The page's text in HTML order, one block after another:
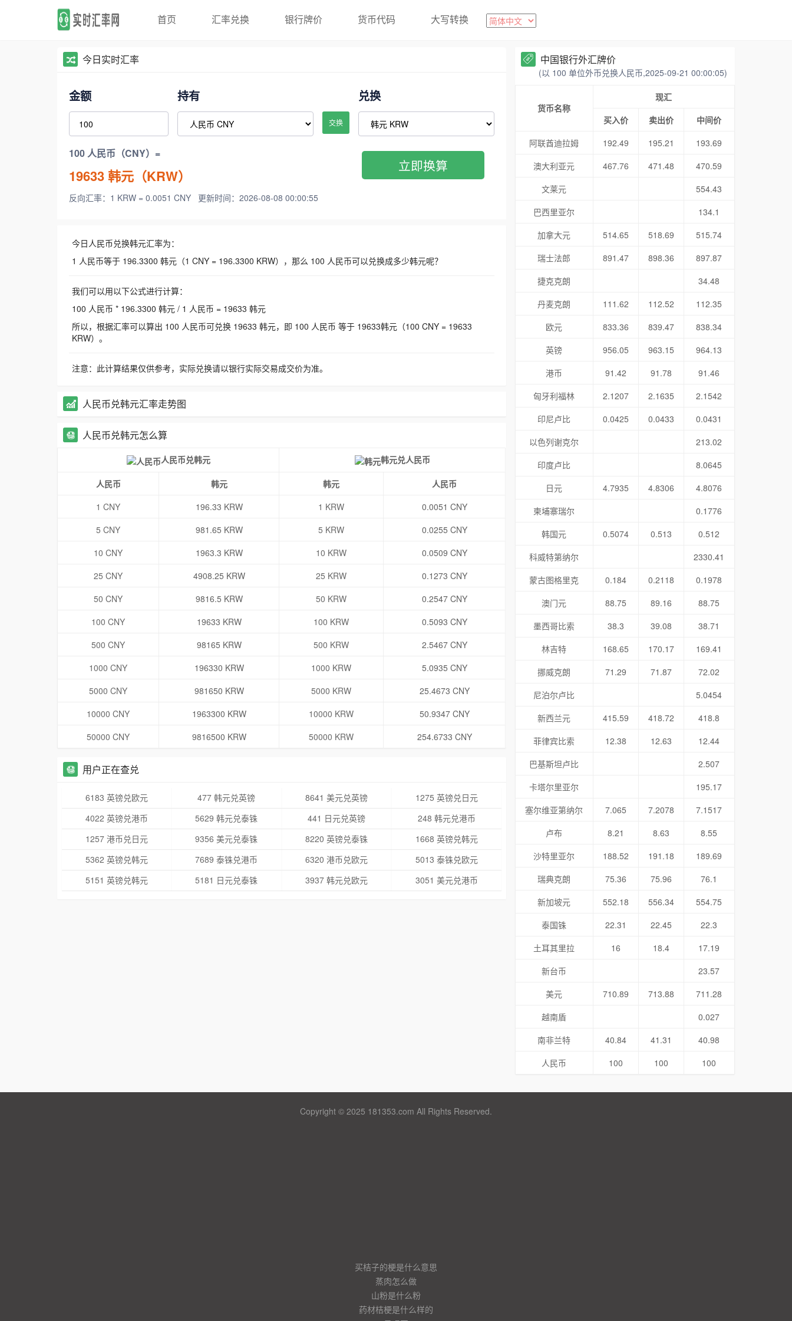
首页 汇率兑换 银行牌价 货币代码 大写转换
今日实时汇率
金额 持有
交换
兑换
100 人民币（CNY）=
19633韩元（KRW）
反向汇率：1 KRW = 0.0051 CNY 更新时间：2026-08-08 00:00:55
立即换算
今日人民币兑换韩元汇率为：
1 人民币等于 196.3300 韩元（1 CNY = 196.3300 KRW），那么 100 人民币可以兑换成多少韩元呢？
我们可以用以下公式进行计算：
100 人民币 * 196.3300 韩元 / 1 人民币 = 19633 韩元
所以，根据汇率可以算出 100 人民币可兑换 19633 韩元，即 100 人民币 等于 19633韩元（100 CNY = 19633
KRW）。
注意：此计算结果仅供参考，实际兑换请以银行实际交易成交价为准。
人民币兑韩元汇率走势图
人民币兑韩元怎么算
人民币兑韩元 韩元兑人民币
人民币 韩元 韩元
人民币
1 CNY
196.33 KRW 1 KRW
0.0051 CNY
5 CNY
981.65 KRW 5 KRW
0.0255 CNY
10 CNY
1963.3 KRW 10 KRW
0.0509 CNY
25 CNY
4908.25 KRW 25 KRW
0.1273 CNY
50 CNY
9816.5 KRW 50 KRW
0.2547 CNY
100 CNY
19633 KRW 100 KRW
0.5093 CNY
500 CNY
98165 KRW 500 KRW
2.5467 CNY
1000 CNY
196330 KRW 1000 KRW
5.0935 CNY
5000 CNY
981650 KRW 5000 KRW
25.4673 CNY
10000 CNY
1963300 KRW 10000 KRW
50.9347 CNY
50000 CNY
9816500 KRW 50000 KRW 254.6733 CNY
用户正在查兑
6183 英镑兑欧元 477 韩元兑英镑 8641 美元兑英镑
1275 英镑兑日元
4022 英镑兑港币
5629 韩元兑泰铢 441 日元兑英镑
248 韩元兑港币
1257 港币兑日元
9356 美元兑泰铢 8220 英镑兑泰铢
1668 英镑兑韩元
5362 英镑兑韩元
7689 泰铢兑港币 6320 港币兑欧元
5013 泰铢兑欧元
5151 英镑兑韩元
5181 日元兑泰铢 3937 韩元兑欧元 3051 美元兑港币
中国银行外汇牌价
(以 100 单位外币兑换人民币,2025-09-21 00:00:05)
货币名称
现汇
买入价
卖出价
中间价
阿联酋迪拉姆
192.49 195.21
193.69
澳大利亚元
467.76 471.48
470.59
文莱元
554.43
巴西里亚尔
134.1
加拿大元
514.65 518.69
515.74
瑞士法郎
891.47 898.36
897.87
捷克克朗
34.48
丹麦克朗
111.62 112.52
112.35
欧元
833.36 839.47
838.34
英镑
956.05 963.15
964.13
港币
91.42 91.78
91.46
匈牙利福林
2.1207 2.1635
2.1542
印尼卢比
0.0425 0.0433
0.0431
以色列谢克尔
213.02
印度卢比
8.0645
日元
4.7935 4.8306
4.8076
柬埔寨瑞尔
0.1776
韩国元
0.5074 0.513
0.512
科威特第纳尔
2330.41
蒙古图格里克
0.184 0.2118
0.1978
澳门元
88.75 89.16
88.75
墨西哥比索
38.3 39.08
38.71
林吉特
168.65 170.17
169.41
挪威克朗
71.29 71.87
72.02
尼泊尔卢比
5.0454
新西兰元
415.59 418.72
418.8
菲律宾比索
12.38 12.63
12.44
巴基斯坦卢比
2.507
卡塔尔里亚尔
195.17
塞尔维亚第纳尔
7.065 7.2078
7.1517
卢布
8.21 8.63
8.55
沙特里亚尔
188.52 191.18
189.69
瑞典克朗
75.36 75.96
76.1
新加坡元
552.18 556.34
554.75
泰国铢
22.31 22.45
22.3
土耳其里拉
16 18.4
17.19
新台币
23.57
美元
710.89 713.88
711.28
越南盾
0.027
南非兰特
40.84 41.31
40.98
人民币
100 100 100
Copyright © 2025 181353.com All Rights Reserved.
买桔子的梗是什么意思
蒸肉怎么做
山粉是什么粉
药材桔梗是什么样的